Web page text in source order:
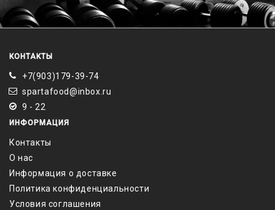
КОНТАКТЫ
+7(903)179-39-74
spartafood@inbox.ru
9 - 22
ИНФОРМАЦИЯ
Контакты
О нас
Информация о доставке
Политика конфиденциальности
Условия соглашения